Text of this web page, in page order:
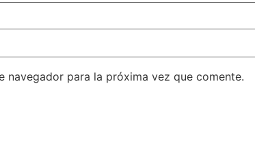
para la próxima vez que comente.